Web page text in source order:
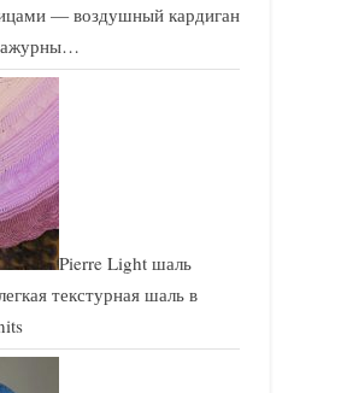
— воздушный кардиган
ажурны…
Pierre Light шаль
текстурная шаль в